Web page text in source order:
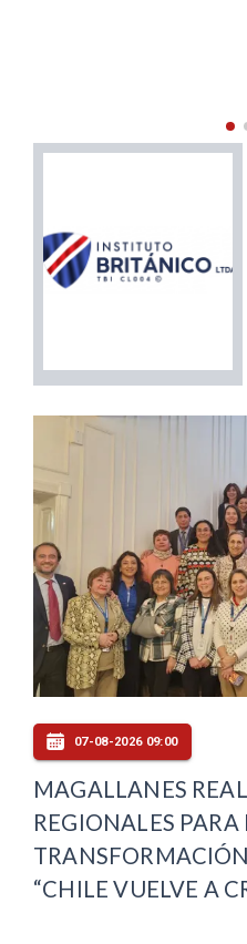
07-08-2026 09:00
MAGALLANES
REGIONALES PARA
“CHILE VUELVE A